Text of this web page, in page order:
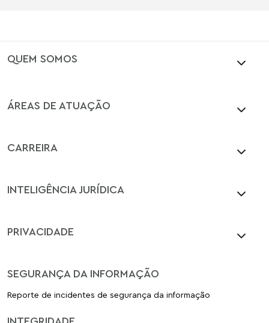
QUEM SOMOS
ÁREAS DE ATUAÇÃO
CARREIRA
INTELIGÊNCIA JURÍDICA
PRIVACIDADE
SEGURANÇA DA INFORMAÇÃO
Reporte de incidentes de segurança da informação